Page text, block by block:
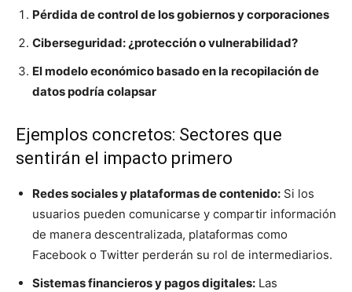
Pérdida de control de los gobiernos y corporaciones
Ciberseguridad: ¿protección o vulnerabilidad?
El modelo económico basado en la recopilación de
datos podría colapsar
Ejemplos concretos: Sectores que
sentirán el impacto primero
Redes sociales y plataformas de contenido: Si los
usuarios pueden comunicarse y compartir información
de manera descentralizada, plataformas como
Facebook o Twitter perderán su rol de intermediarios.
Sistemas financieros y pagos digitales: Las